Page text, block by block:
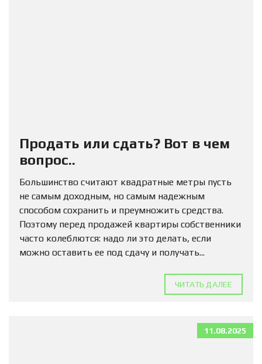
Продать или сдать? Вот в чем
вопрос..
Большинство считают квадратные метры пусть
не самым доходным, но самым надежным
способом сохранить и преумножить средства.
Поэтому перед продажей квартиры собственники
часто колеблются: надо ли это делать, если
можно оставить ее под сдачу и получать...
ЧИТАТЬ ДАЛЕЕ
11.08.2025